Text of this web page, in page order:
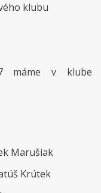
klubu
máme v klube
Marušiak
Krútek